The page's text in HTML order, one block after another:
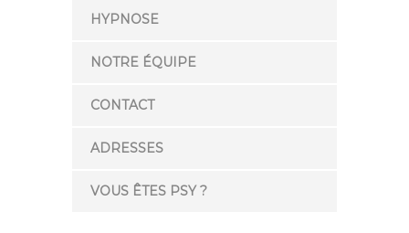
HYPNOSE
NOTRE ÉQUIPE
CONTACT
ADRESSES
VOUS ÊTES PSY ?